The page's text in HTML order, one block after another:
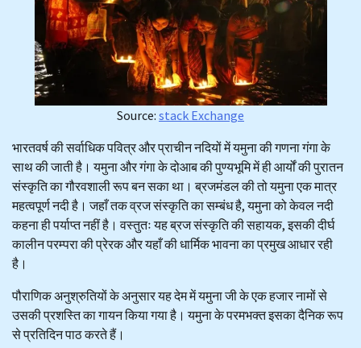
Source: stack Exchange
भारतवर्ष की सर्वाधिक पवित्र और प्राचीन नदियों में यमुना की गणना गंगा के
साथ की जाती है। यमुना और गंगा के दोआब की पुण्यभूमि में ही आर्यों की पुरातन
संस्कृति का गौरवशाली रूप बन सका था। ब्रजमंडल की तो यमुना एक मात्र
महत्वपूर्ण नदी है। जहाँ तक व्रज संस्कृति का सम्बंध है, यमुना को केवल नदी
कहना ही पर्याप्त नहीं है। वस्तुतः यह ब्रज संस्कृति की सहायक, इसकी दीर्घ
कालीन परम्परा की प्रेरक और यहाँ की धार्मिक भावना का प्रमुख आधार रही
है।
पौराणिक अनुश्रुतियों के अनुसार यह देम में यमुना जी के एक हजार नामों से
उसकी प्रशस्ति का गायन किया गया है। यमुना के परमभक्त इसका दैनिक रूप
से प्रतिदिन पाठ करते हैं।